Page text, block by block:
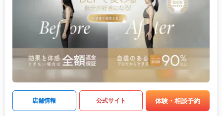
店舗情報 公式サイト 体験・相談予約